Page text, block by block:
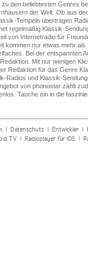
zu den beliebtesten Genres
der Welt. Ob aus
Tempeln übertragen
regelmäßig Klassik-
von Internetradio für
kommen nur etwas mehr
Bei der entspannten
Mit nur wenigen
Redaktion für das Genre
Radios und Klassik-
von phonostar zählt
Tauche ein in die
| Datenschutz| Entwickler|
TV| Radioplayer für iOS|